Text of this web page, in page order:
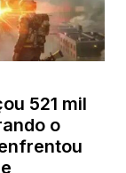
521 mil
o